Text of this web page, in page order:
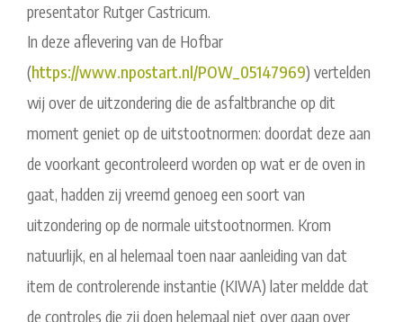
presentator Rutger Castricum.
In deze aflevering van de Hofbar
(https://www.npostart.nl/POW_ 05147969) vertelden
wij over de uitzondering die de asfaltbranche op dit
moment geniet op de uitstootnormen: doordat deze aan
de voorkant gecontroleerd worden op wat er de oven in
gaat, hadden zij vreemd genoeg een soort van
uitzondering op de normale uitstootnormen. Krom
natuurlijk, en al helemaal toen naar aanleiding van dat
item de controlerende instantie (KIWA) later meldde dat
de controles die zij doen helemaal niet over gaan over